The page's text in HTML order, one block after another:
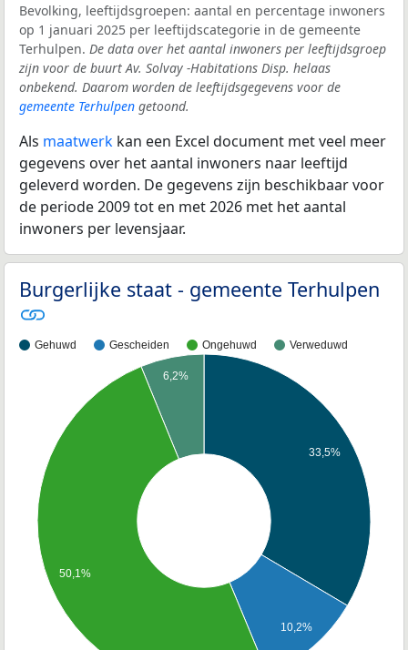
Bevolking, leeftijdsgroepen: aantal en percentage inwoners
op 1 januari 2025 per leeftijdscategorie in de gemeente
Terhulpen. De data over het aantal inwoners per leeftijdsgroep
zijn voor de buurt Av. Solvay -Habitations Disp. helaas
onbekend. Daarom worden de leeftijdsgegevens voor de
gemeente Terhulpen getoond.
Als maatwerk kan een Excel document met veel meer
gegevens over het aantal inwoners naar leeftijd
geleverd worden. De gegevens zijn beschikbaar voor
de periode 2009 tot en met 2026 met het aantal
inwoners per levensjaar.
Burgerlijke staat - gemeente Terhulpen
Gehuwd Gescheiden Ongehuwd Verweduwd
33,5%
10,2%
6,2%
50,1%